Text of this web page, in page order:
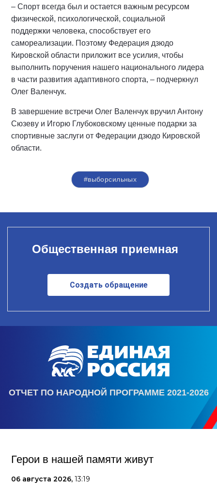
– Спорт всегда был и остается важным ресурсом
физической, психологической, социальной
поддержки человека, способствует его
самореализации. Поэтому Федерация дзюдо
Кировской области приложит все усилия, чтобы
выполнить поручения нашего национального лидера
в части развития адаптивного спорта, – подчеркнул
Олег Валенчук.
В завершение встречи Олег Валенчук вручил Антону
Сюзеву и Игорю Глубоковскому ценные подарки за
спортивные заслуги от Федерации дзюдо Кировской
области.
#выборсильных
Общественная приемная
Создать обращение
ОТЧЕТ ПО НАРОДНОЙ ПРОГРАММЕ 2021-2026
Герои в нашей памяти живут
06 августа 2026, 13:19